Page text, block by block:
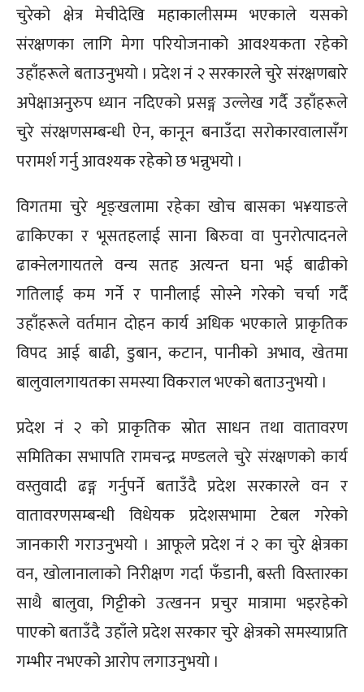
चुरेको क्षेत्र मेचीदेखि महाकालीसम्म भएकाले यसको
संरक्षणका लागि मेगा परियोजनाको आवश्यकता रहेको
उहाँहरूले बताउनुभयो । प्रदेश नं २ सरकारले चुरे संरक्षणबारे
अपेक्षाअनुरुप ध्यान नदिएको प्रसङ्ग उल्लेख गर्दै उहाँहरूले
चुरे संरक्षणसम्बन्धी ऐन, कानून बनाउँदा सरोकारवालासँग
परामर्श गर्नु आवश्यक रहेको छ भन्नुभयो ।
विगतमा चुरे शृङ्खलामा रहेका खोच बासका भ¥याङले
ढाकिएका र भूसतहलाई साना बिरुवा वा पुनरोत्पादनले
ढाक्नेलगायतले वन्य सतह अत्यन्त घना भई बाढीको
गतिलाई कम गर्ने र पानीलाई सोस्ने गरेको चर्चा गर्दै
उहाँहरूले वर्तमान दोहन कार्य अधिक भएकाले प्राकृतिक
विपद आई बाढी, डुबान, कटान, पानीको अभाव, खेतमा
बालुवालगायतका समस्या विकराल भएको बताउनुभयो ।
प्रदेश नं २ को प्राकृतिक स्रोत साधन तथा वातावरण
समितिका सभापति रामचन्द्र मण्डलले चुरे संरक्षणको कार्य
वस्तुवादी ढङ्ग गर्नुपर्ने बताउँदै प्रदेश सरकारले वन र
वातावरणसम्बन्धी विधेयक प्रदेशसभामा टेबल गरेको
जानकारी गराउनुभयो । आफूले प्रदेश नं २ का चुरे क्षेत्रका
वन, खोलानालाको निरीक्षण गर्दा फँडानी, बस्ती विस्तारका
साथै बालुवा, गिट्टीको उत्खनन प्रचुर मात्रामा भइरहेको
पाएको बताउँदै उहाँले प्रदेश सरकार चुरे क्षेत्रको समस्याप्रति
गम्भीर नभएको आरोप लगाउनुभयो ।